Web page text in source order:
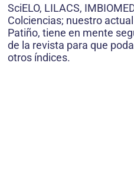
SciELO, LILACS,
Colciencias; nuestro
Patiño, tiene en mente
de la revista para que
otros índices.